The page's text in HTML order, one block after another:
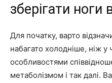
зберігати ноги
Для початку, варто
набагато холодніше, ніж у
особливостями
метаболізмом і так далі.